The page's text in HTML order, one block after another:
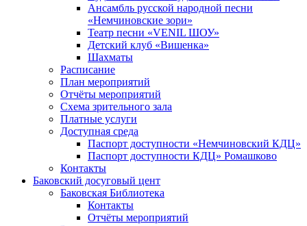
Ансамбль русской народной песни
«Немчиновские зори»
Театр песни «VENIL ШОУ»
Детский клуб «Вишенка»
Шахматы
Расписание
План мероприятий
Отчёты мероприятий
Схема зрительного зала
Платные услуги
Доступная среда
Паспорт доступности «Немчиновский КДЦ»
Паспорт доступности КДЦ» Ромашково
Контакты
Баковский досуговый цент
Баковская Библиотека
Контакты
Отчёты мероприятий